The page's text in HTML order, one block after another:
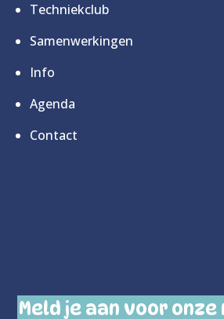
Techniekclub
Samenwerkingen
Info
Agenda
Contact
Meld je aan voor